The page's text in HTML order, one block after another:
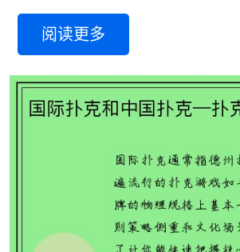
阅读更多